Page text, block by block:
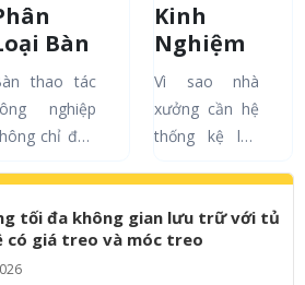
Bàn
Tác
Công
Phổ Biến
Ứng
Tế
thao tác
nghiệp
chỉ đơn
phẳng để
việc.
môi
sản
Kinh
Nghiệm
Chọn Kệ
Đựng
Dụng Cụ
Phù Hợp
Cho Nhà
Xưởng
Vì sao nhà
xưởng cần hệ
thống kệ lưu
Các loại kệ
công nghiệp
phổ biến và
tối đa không gian lưu trữ với tủ
có giá treo và móc treo